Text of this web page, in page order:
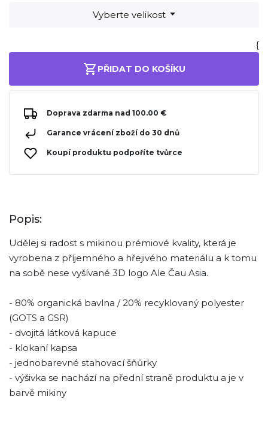
Vyberte velikost
{
PŘIDAT DO KOŠÍKU
Doprava zdarma nad 100.00 €
Garance vrácení zboží do 30 dnů
Koupí produktu podpoříte tvůrce
Popis:
Udělej si radost s mikinou prémiové kvality, která je
vyrobena z příjemného a hřejivého materiálu a k tomu
na sobě nese vyšívané 3D logo Ale Čau Asia.
- 80% organická bavlna / 20% recyklovaný polyester
(GOTS a GSR)
- dvojitá látková kapuce
- klokaní kapsa
- jednobarevné stahovací šňůrky
- výšivka se nachází na přední straně produktu a je v
barvě mikiny